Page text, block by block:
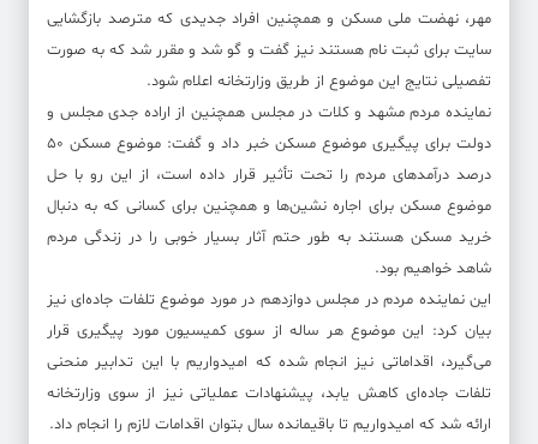
مهر، نهضت ملی مسکن و همچنین افراد جدیدی که مترصد بازگشایی
سایت برای ثبت نام هستند نیز گفت و گو شد و مقرر شد که به صورت
تفصیلی نتایج این موضوع از طریق وزارتخانه اعلام شود.
نماینده مردم مشهد و کلات در مجلس همچنین از اراده جدی مجلس و
دولت برای پیگیری موضوع مسکن خبر داد و گفت: موضوع مسکن ۵۰
درصد درآمدهای مردم را تحت تأثیر قرار داده است، از این رو با حل
موضوع مسکن برای اجاره نشین‌ها و همچنین برای کسانی که به دنبال
خرید مسکن هستند به طور حتم آثار بسیار خوبی را در زندگی مردم
شاهد خواهیم بود.
این نماینده مردم در مجلس دوازدهم در مورد موضوع تلفات جاده‌ای نیز
بیان کرد: این موضوع هر ساله از سوی کمیسیون مورد پیگیری قرار
می‌گیرد، اقداماتی نیز انجام شده که امیدواریم با این تدابیر منحنی
تلفات جاده‌ای کاهش یابد، پیشنهادات عملیاتی نیز از سوی وزارتخانه
ارائه شد که امیدواریم تا باقیمانده سال بتوان اقدامات لازم را انجام داد.